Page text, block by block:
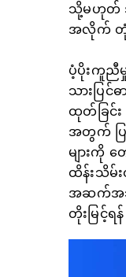
သို့မဟုတ် အ
အလိုက် တုံ့ပ
ပံ့ပိုးကူညီ
သားပြင်
ထုတ်ခြင်း
အတွက် ပြ
များကို
ထိန်းသိမ်
အဆက်အသွ
တိုးမြင့်ရ